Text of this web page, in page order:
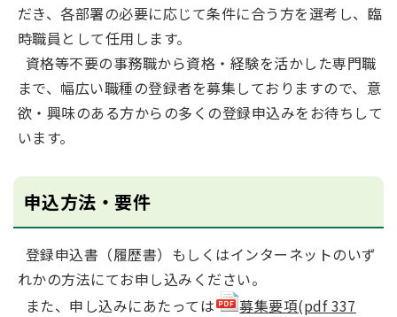
だき、各部署の必要に応じて条件に合う方を選考し、臨
時職員として任用します。
資格等不要の事務職から資格・経験を活かした専門職
まで、幅広い職種の登録者を募集しておりますので、意
欲・興味のある方からの多くの登録申込みをお待ちして
います。
申込方法・要件
登録申込書（履歴書）もしくはインターネットのいず
れかの方法にてお申し込みください。
また、申し込みにあたっては
募集要項(pdf 337